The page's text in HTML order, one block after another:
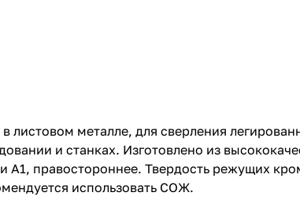
листовом металле, для сверления
и станках. Изготовлено из
A1, правостороннее. Твердость режущих
использовать СОЖ.